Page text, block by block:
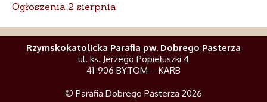
Ogłoszenia 2 sierpnia
Rzymskokatolicka Parafia pw. Dobrego Pasterza
ul. ks. Jerzego Popiełuszki 4
41-906 BYTOM – KARB
© Parafia Dobrego Pasterza 2026